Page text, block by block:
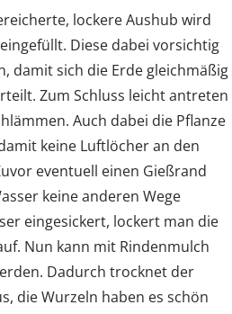
lockere Aushub wird
Diese dabei vorsichtig
damit sich die Erde gleichmäßig
Zum Schluss leicht antreten
Auch dabei die Pflanze
keine Luftlöcher an den
eventuell einen Gießrand
keine anderen Wege
eingesickert, lockert man die
Nun kann mit Rindenmulch
Dadurch trocknet der
die Wurzeln haben es schön